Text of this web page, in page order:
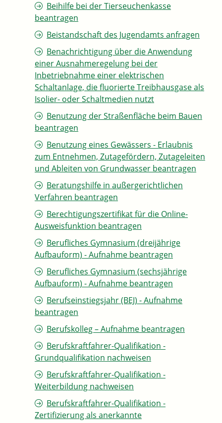
Beihilfe bei der Tierseuchenkasse
beantragen
Beistandschaft des Jugendamts anfragen
Benachrichtigung über die Anwendung
einer Ausnahmeregelung bei der
Inbetriebnahme einer elektrischen
Schaltanlage, die fluorierte Treibhausgase als
Isolier- oder Schaltmedien nutzt
Benutzung der Straßenfläche beim Bauen
beantragen
Benutzung eines Gewässers - Erlaubnis
zum Entnehmen, Zutagefördern, Zutageleiten
und Ableiten von Grundwasser beantragen
Beratungshilfe in außergerichtlichen
Verfahren beantragen
Berechtigungszertifikat für die Online-
Ausweisfunktion beantragen
Berufliches Gymnasium (dreijährige
Aufbauform) - Aufnahme beantragen
Berufliches Gymnasium (sechsjährige
Aufbauform) - Aufnahme beantragen
Berufseinstiegsjahr (BEJ) - Aufnahme
beantragen
Berufskolleg – Aufnahme beantragen
Berufskraftfahrer-Qualifikation -
Grundqualifikation nachweisen
Berufskraftfahrer-Qualifikation -
Weiterbildung nachweisen
Berufskraftfahrer-Qualifikation -
Zertifizierung als anerkannte